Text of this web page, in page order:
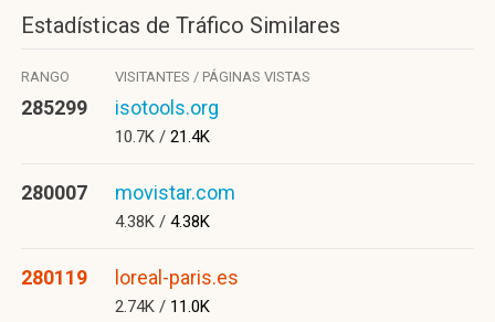
Estadísticas de Tráfico Similares
RANGO VISITANTES / PÁGINAS VISTAS
285299 isotools.org
10.7K / 21.4K
280007 movistar.com
4.38K / 4.38K
280119 loreal-paris.es
2.74K / 11.0K